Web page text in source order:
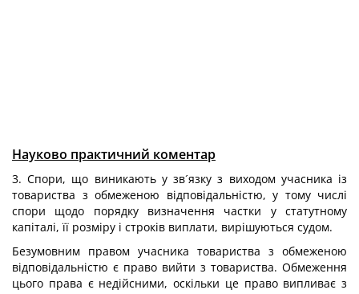
Науково практичний коментар
3. Спори, що виникають у зв´язку з виходом учасника із
товариства з обмеженою відповідальністю, у тому числі
спори щодо порядку визначення частки у статутному
капіталі, її розміру і строків виплати, вирішуються судом.
Безумовним правом учасника товариства з обмеженою
відповідальністю є право вийти з товариства. Обмеження
цього права є недійсними, оскільки це право випливає з